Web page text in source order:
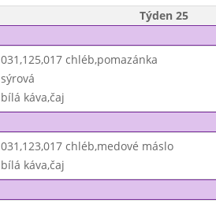
Týden 25
031,125,017 chléb,pomazánka
sýrová
bílá káva,čaj
031,123,017 chléb,medové máslo
bílá káva,čaj